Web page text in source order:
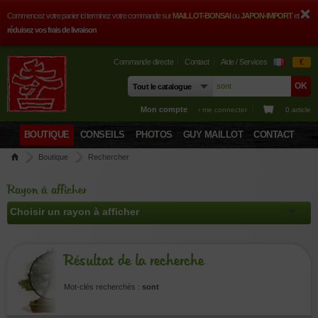
Commencez votre panier ici terminez votre commande surMAILLOT-BONSAIouJAPON-IMPORTet
réduisez vos frais de livraison
Commande directe Contact Aide / Services €
Mon compte › me connecter 0 article
BOUTIQUE CONSEILS PHOTOS GUY MAILLOT CONTACT
Boutique Rechercher
Rayon à afficher
Résultat de la recherche
Mot-clés recherchés : sont